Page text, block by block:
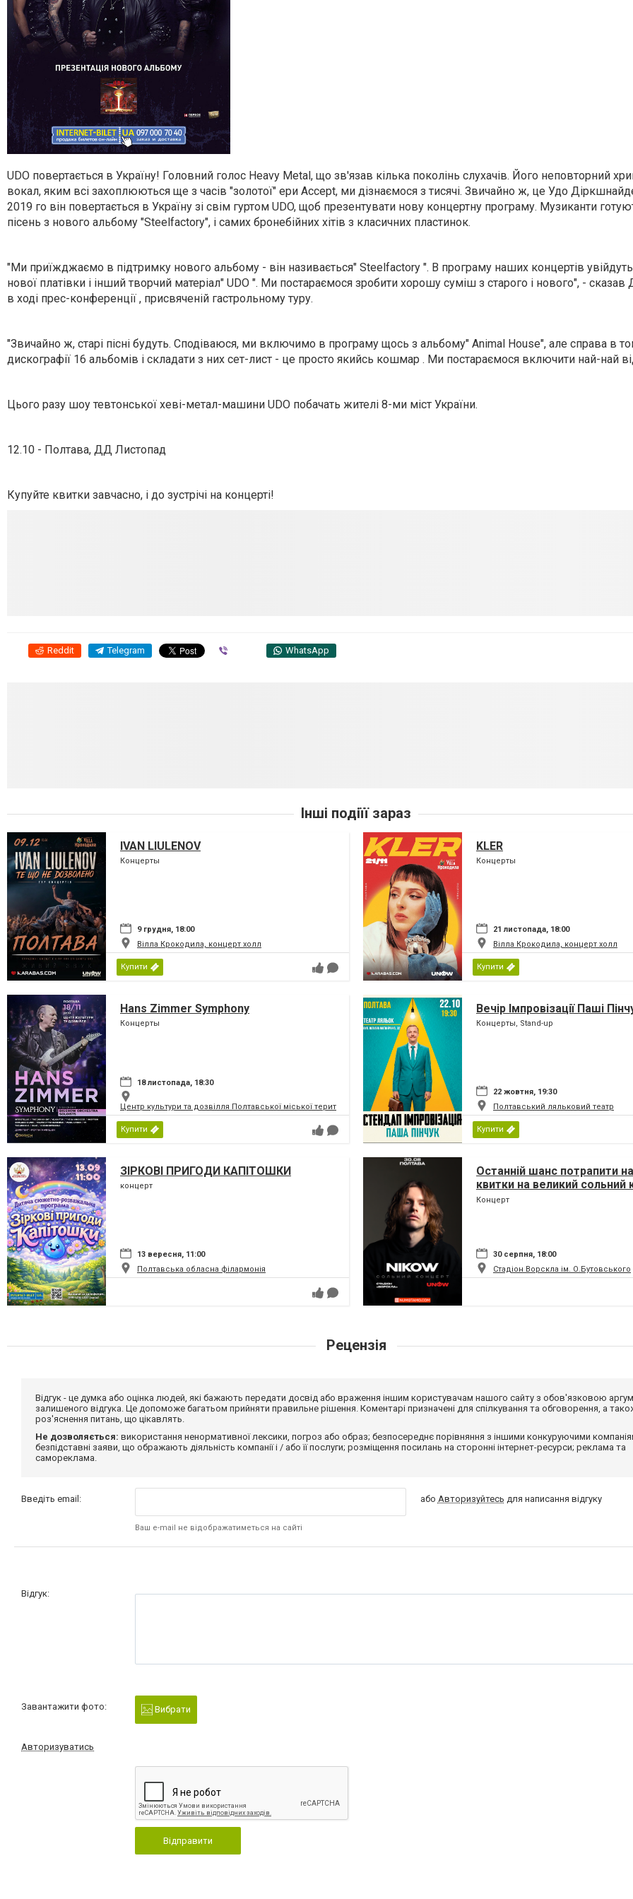
UDO повертається в Україну! Головний голос Heavy Metal, що зв'язав кілька поколінь слухачів. Його неповторний
вокал, яким всі захоплюються ще з часів "золотої" ери Accept, ми дізнаємося з тисячі. Звичайно ж, це Удо
2019 го він повертається в Україну зі свім гуртом UDO, щоб презентувати нову концертну програму. Музиканти
пісень з нового альбому "Steelfactory", і самих бронебійних хітів з класичних пластинок.
"Ми приїжджаємо в підтримку нового альбому - він називається" Steelfactory ". В програму наших концертів
нової платівки і інший творчий матеріал" UDO ". Ми постараємося зробити хорошу суміш з старого і нового", -
в ході прес-конференції , присвяченій гастрольному туру.
"Звичайно ж, старі пісні будуть. Сподіваюся, ми включимо в програму щось з альбому" Animal House", але справа в
дискографії 16 альбомів і складати з них сет-лист - це просто якийсь кошмар . Ми постараємося включити най-най
Цього разу шоу тевтонської хеві-метал-машини UDO побачать жителі 8-ми міст України.
12.10 - Полтава, ДД Листопад
Купуйте квитки завчасно, і до зустрічі на концерті!
Reddit Telegram WhatsApp
Інші подіїї зараз
IVAN LIULENOV
Концерты
9 грудня, 18:00
Вілла Крокодила, концерт холл
Купити
KLER
Концерты
21 листопада, 18:00
Вілла Крокодила, концерт холл
Купити
Hans Zimmer Symphony
Концерты
18 листопада, 18:30
Центр культури та дозвілля Полтавської міської територіальної громади
Купити
Вечір Імпровізації Паші
Концерты, Stand-up
22 жовтня, 19:30
Полтавський ляльковий театр
Купити
ЗІРКОВІ ПРИГОДИ КАПІТОШКИ
концерт
13 вересня, 11:00
Полтавська обласна філармонія
Останній шанс потрапити
квитки на великий сольний
Nikow у Полтаві стрімко
Концерт
30 серпня, 18:00
Стадіон Ворскла ім. О.Бутовського
Рецензія
Відгук - це думка або оцінка людей, які бажають передати досвід або враження іншим користувачам нашого сайту з обов'язковою
залишеного відгука. Це допоможе багатьом прийняти правильне рішення. Коментарі призначені для спілкування та обговорення, а
роз'яснення питань, що цікавлять.
Не дозволяється: використання ненормативної лексики, погроз або образ; безпосереднє порівняння з іншими конкуруючими
безпідставні заяви, що ображають діяльність компанії і / або її послуги; розміщення посилань на сторонні інтернет-ресурси; реклама та
самореклама.
Введіть email:
Ваш e-mail не відображатиметься на сайті
або Авторизуйтесь для написання відгуку
Відгук:
Завантажити фото: Вибрати
Авторизуватись
Відправити